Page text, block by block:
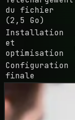
du fichier
(2,5 Go)
Installation
et
optimisation
Configuration
finale